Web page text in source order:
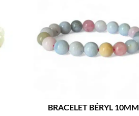
BRACELET BÉRYL 10MM